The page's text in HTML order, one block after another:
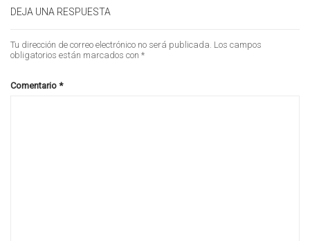
DEJA UNA RESPUESTA
Tu dirección de correo electrónico no será publicada. Los campos
obligatorios están marcados con *
Comentario *